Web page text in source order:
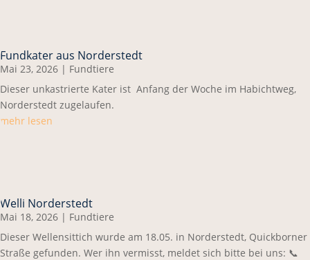
Fundkater aus Norderstedt
Mai 23, 2026 | Fundtiere
Dieser unkastrierte Kater ist Anfang der Woche im Habichtweg,
Norderstedt zugelaufen.
mehr lesen
Welli Norderstedt
Mai 18, 2026 | Fundtiere
Dieser Wellensittich wurde am 18.05. in Norderstedt, Quickborner
Straße gefunden. Wer ihn vermisst, meldet sich bitte bei uns: 📞